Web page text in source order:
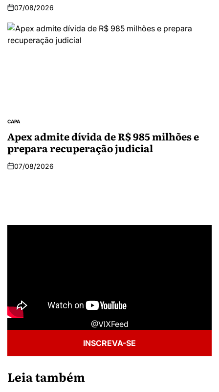
07/08/2026
CAPA
Apex admite dívida de R$ 985 milhões e
prepara recuperação judicial
07/08/2026
@VIXFeed
INSCREVA-SE
Leia também